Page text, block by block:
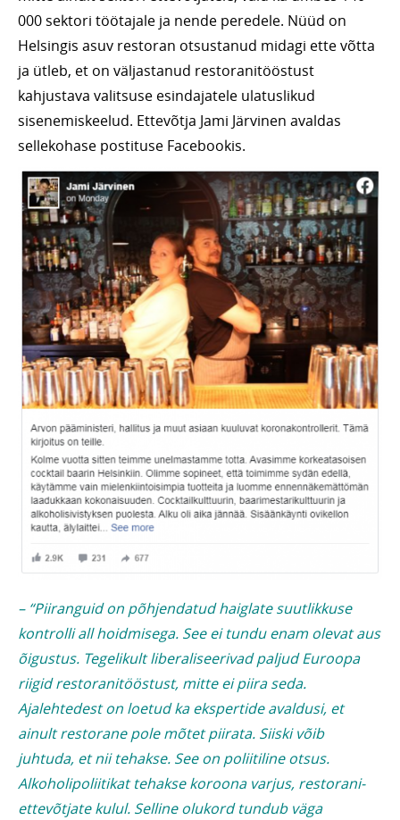
000 sektori töötajale ja nende peredele. Nüüd on
Helsingis asuv restoran otsustanud midagi ette võtta
ja ütleb, et on väljastanud restoranitööstust
kahjustava valitsuse esindajatele ulatuslikud
sisenemiskeelud. Ettevõtja Jami Järvinen avaldas
sellekohase postituse Facebookis.
– “Piiranguid on põhjendatud haiglate suutlikkuse
kontrolli all hoidmisega. See ei tundu enam olevat aus
õigustus. Tegelikult liberaliseerivad paljud Euroopa
riigid restoranitööstust, mitte ei piira seda.
Ajalehtedest on loetud ka ekspertide avaldusi, et
ainult restorane pole mõtet piirata. Siiski võib
juhtuda, et nii tehakse. See on poliitiline otsus.
Alkoholipoliitikat tehakse koroona varjus, restorani-
ettevõtjate kulul. Selline olukord tundub väga